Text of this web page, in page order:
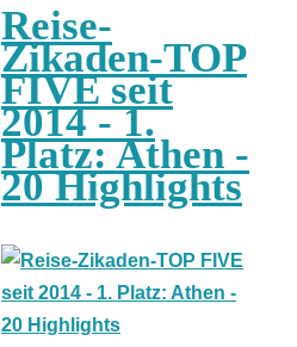
Reise-
Zikaden-TOP
FIVE seit
2014 - 1.
Platz: Athen -
20 Highlights